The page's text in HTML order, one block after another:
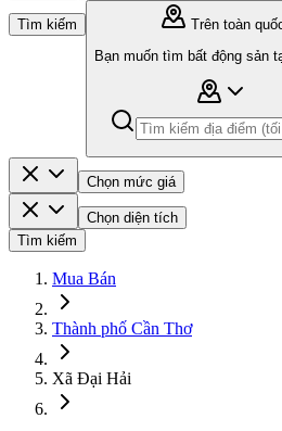
Tìm kiếm
Trên toàn
Bạn muốn tìm bất động sản
Chọn mức giá
Chọn diện tích
Tìm kiếm
Mua Bán
Thành phố Cần Thơ
Xã Đại Hải